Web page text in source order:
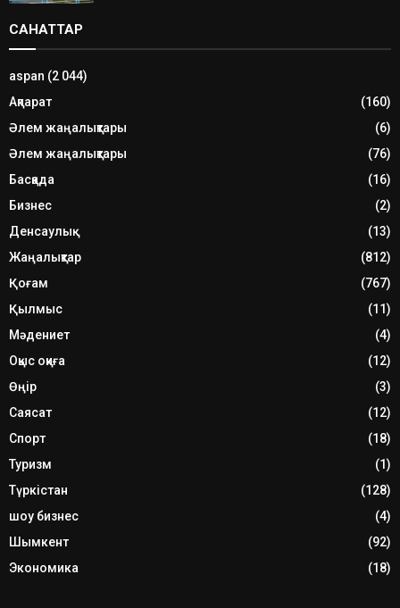
САНАТТАР
aspan (2 044)
Ақпарат
(160)
Әлем жаңалықтары
(6)
Әлем жаңалықтары
(76)
Басқада
(16)
Бизнес
(2)
Денсаулық
(13)
Жаңалықтар
(812)
Қоғам
(767)
Қылмыс
(11)
Мәдениет
(4)
Оқыс оқиға
(12)
Өңір
(3)
Саясат
(12)
Спорт
(18)
Туризм
(1)
Түркістан
(128)
шоу бизнес
(4)
Шымкент
(92)
Экономика
(18)